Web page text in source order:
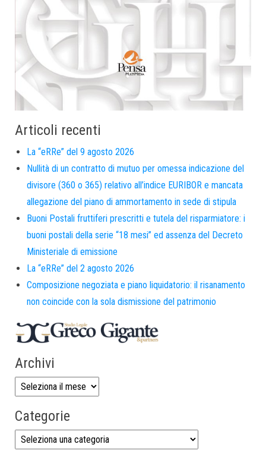
Articoli recenti
La “eRRe” del 9 agosto 2026
Nullità di un contratto di mutuo per omessa indicazione del
divisore (360 o 365) relativo all’indice EURIBOR e mancata
allegazione del piano di ammortamento in sede di stipula
Buoni Postali fruttiferi prescritti e tutela del risparmiatore: i
buoni postali della serie “18 mesi” ed assenza del Decreto
Ministeriale di emissione
La “eRRe” del 2 agosto 2026
Composizione negoziata e piano liquidatorio: il risanamento
non coincide con la sola dismissione del patrimonio
Archivi
Categorie